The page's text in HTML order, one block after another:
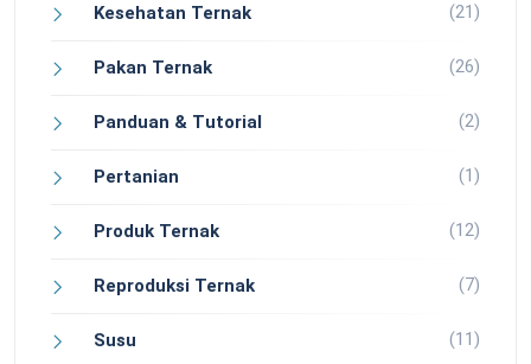
Kesehatan Ternak (21)
Pakan Ternak (26)
Panduan & Tutorial (2)
Pertanian (1)
Produk Ternak (12)
Reproduksi Ternak (7)
Susu (11)